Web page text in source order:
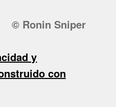
© Ronin Sniper
y
con